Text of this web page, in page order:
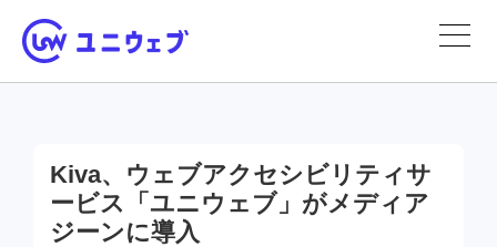
Kiva、ウェブアクセシビリティサ
ービス「ユニウェブ」がメディア
ジーンに導入